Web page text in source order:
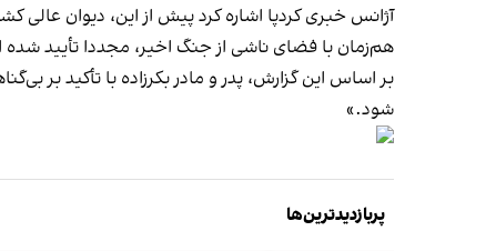
آژانس خبری کردپا اشاره کرد پیش‌ از این، دیوان عالی
هم‌زمان با فضای ناشی از جنگ اخیر، مجددا تأیید
بر اساس این گزارش، پدر و مادر بکرزاده با تأکید بر
شود.»
پربازدیدترین‌ها